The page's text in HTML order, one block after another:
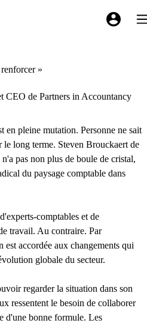
My
»
CEO de Partners in Accountancy
en pleine mutation. Personne ne sait
le long terme. Steven Brouckaert de
pas non plus de boule de cristal,
du paysage comptable dans
comptables et de
travail. Au contraire. Par
est accordée aux changements qui
globale du secteur.
regarder la situation dans son
ressentent le besoin de collaborer
d'une bonne formule. Les